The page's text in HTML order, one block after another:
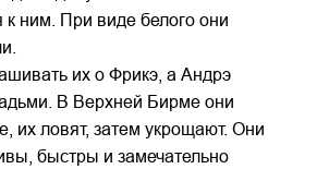
ним. При виде белого они
их о Фрикэ, а Андрэ
В Верхней Бирме они
их ловят, затем укрощают. Они
быстры и замечательно